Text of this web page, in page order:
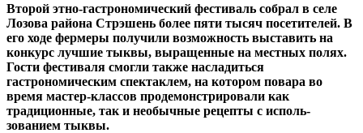
Второй этно-гастрономический фестиваль собрал в селе
Лозо­ва района Стрэшень более пяти тысяч посетителей. В
его ходе фермеры получи­ли возможность выставить на
конкурс лучшие тыквы, выращенные на местных полях.
Гости фестиваля смогли также насладиться
гастрономическим спекта­клем, на котором повара во
время мастер-классов продемонстрировали как
традиционные, так и нео­бычные рецепты с исполь­
зованием тыквы.